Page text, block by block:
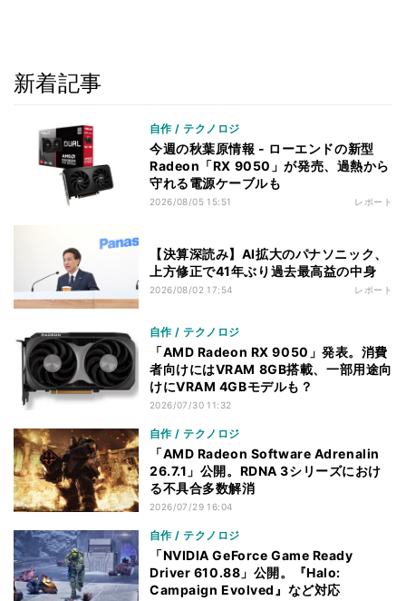
新着記事
自作 / テクノロジ
今週の秋葉原情報 - ローエンドの新型
Radeon「RX 9050」が発売、過熱から
守れる電源ケーブルも
2026/08/05 15:51 レポート
【決算深読み】AI拡大のパナソニック、
上方修正で41年ぶり過去最高益の中身
2026/08/02 17:54 レポート
自作 / テクノロジ
「AMD Radeon RX 9050」発表。消費
者向けにはVRAM 8GB搭載、一部用途向
けにVRAM 4GBモデルも？
2026/07/30 11:32
自作 / テクノロジ
「AMD Radeon Software Adrenalin
26.7.1」公開。RDNA 3シリーズにおけ
る不具合多数解消
2026/07/29 16:04
自作 / テクノロジ
「NVIDIA GeForce Game Ready
Driver 610.88」公開。『Halo:
Campaign Evolved』など対応